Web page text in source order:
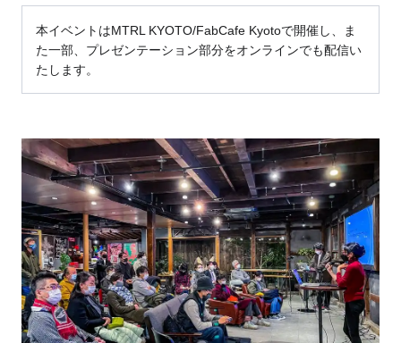
本イベントはMTRL KYOTO/FabCafe Kyotoで開催し、ま
た一部、プレゼンテーション部分をオンラインでも配信い
たします。